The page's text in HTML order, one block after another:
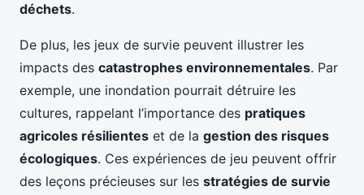
déchets.
De plus, les jeux de survie peuvent illustrer les
impacts des catastrophes environnementales. Par
exemple, une inondation pourrait détruire les
cultures, rappelant l’importance des pratiques
agricoles résilientes et de la gestion des risques
écologiques. Ces expériences de jeu peuvent offrir
des leçons précieuses sur les stratégies de survie